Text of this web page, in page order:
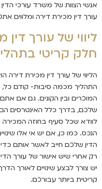
אנשי הצוות של משרד עורכי
עורך דין מכירת דירה ומלווים
ליווי של עורך
חלק קריטי
הליווי של עורך דין מכירת דירה
התהליך מכמה סיבות- קודם כל,
המוכרים ובין הקונים. גם אם
שלכם, בדרך כלל האינטרסים הם
לוודא שכל סעיף בחוזה
הנכס. כמו כן, אם יש אי אלו
הדין שלכם חייב לאשר אותם
רק אחרי שיש אישור של עורך
יש צורך לבצע שינויים לאורך
קריטית ביותר עבורכם.